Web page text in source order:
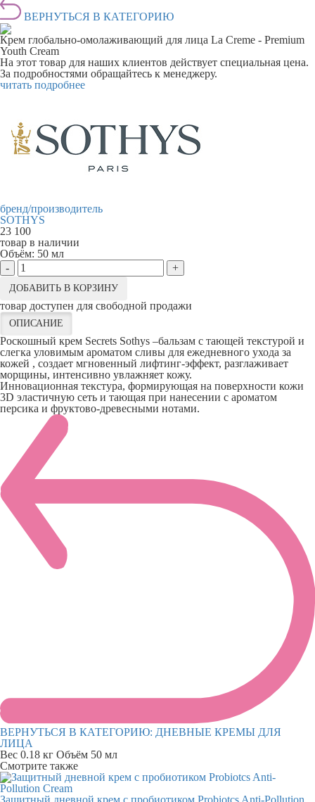
ВЕРНУТЬСЯ В КАТЕГОРИЮ
Крем глобально-омолаживающий для лица La Creme - Premium
Youth Cream
На этот товар для наших клиентов действует специальная цена.
За подробностями обращайтесь к менеджеру.
читать подробнее
бренд/производитель
SOTHYS
23 100
товар в наличии
Объём: 50 мл
-
+
ДОБАВИТЬ В КОРЗИНУ
товар доступен для свободной продажи
ОПИСАНИЕ
Роскошный крем Secrets Sothys –бальзам с тающей текстурой и
слегка уловимым ароматом сливы для ежедневного ухода за
кожей , создает мгновенный лифтинг-эффект, разглаживает
морщины, интенсивно увлажняет кожу.
Инновационная текстура, формирующая на поверхности кожи
3D эластичную сеть и тающая при нанесении с ароматом
персика и фруктово-древесными нотами.
ВЕРНУТЬСЯ В КАТЕГОРИЮ: ДНЕВНЫЕ КРЕМЫ ДЛЯ
ЛИЦА
Вес 0.18 кг Объём 50 мл
Смотрите также
Защитный дневной крем c пробиотиком Probiotcs Anti-Pollution